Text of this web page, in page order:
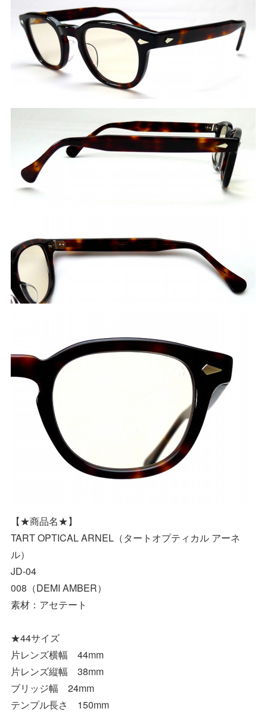
【★商品名★】
TART OPTICAL ARNEL（タートオプティカル アーネ
ル）
JD-04
008（DEMI AMBER）
素材：アセテート
★44サイズ
片レンズ横幅 44mm
片レンズ縦幅 38mm
ブリッジ幅 24mm
テンプル長さ 150mm